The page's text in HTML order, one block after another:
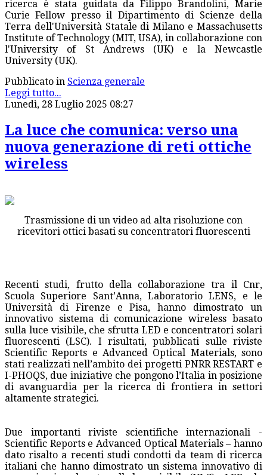
ricerca è stata guidata da Filippo Brandolini, Marie
Curie Fellow presso il Dipartimento di Scienze della
Terra dell'Università Statale di Milano e Massachusetts
Institute of Technology (MIT, USA), in collaborazione con
l'University of St Andrews (UK) e la Newcastle
University (UK).
Pubblicato in Scienza generale
Leggi tutto...
Lunedì, 28 Luglio 2025 08:27
La luce che comunica: verso una
nuova generazione di reti ottiche
wireless
Trasmissione di un video ad alta risoluzione con
ricevitori ottici basati su concentratori fluorescenti
Recenti studi, frutto della collaborazione tra il Cnr,
Scuola Superiore Sant’Anna, Laboratorio LENS, e le
Università di Firenze e Pisa, hanno dimostrato un
innovativo sistema di comunicazione wireless basato
sulla luce visibile, che sfrutta LED e concentratori solari
fluorescenti (LSC). I risultati, pubblicati sulle riviste
Scientific Reports e Advanced Optical Materials, sono
stati realizzati nell’ambito dei progetti PNRR RESTART e
I-PHOQS, due iniziative che pongono l’Italia in posizione
di avanguardia per la ricerca di frontiera in settori
altamente strategici.
Due importanti riviste scientifiche internazionali -
Scientific Reports e Advanced Optical Materials – hanno
dato risalto a recenti studi condotti da team di ricerca
italiani che hanno dimostrato un sistema innovativo di